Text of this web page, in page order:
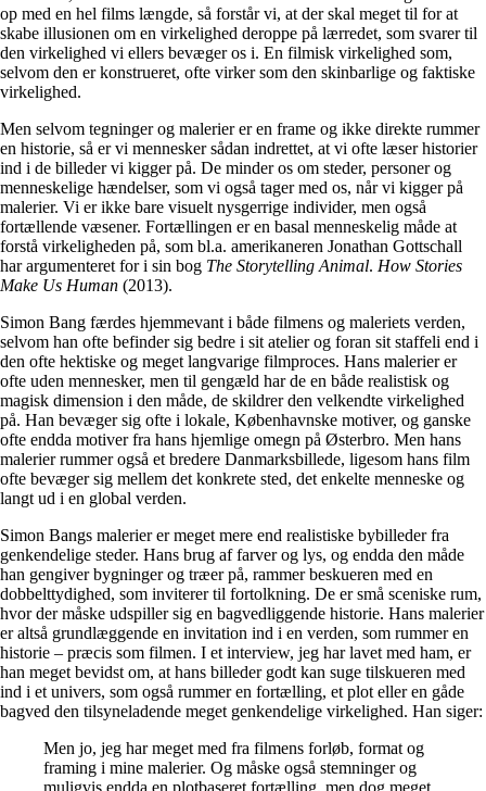
op med en hel films længde, så forstår vi, at der skal meget til for at
skabe illusionen om en virkelighed deroppe på lærredet, som svarer til
den virkelighed vi ellers bevæger os i. En filmisk virkelighed som,
selvom den er konstrueret, ofte virker som den skinbarlige og faktiske
virkelighed.
Men selvom tegninger og malerier er en frame og ikke direkte rummer
en historie, så er vi mennesker sådan indrettet, at vi ofte læser historier
ind i de billeder vi kigger på. De minder os om steder, personer og
menneskelige hændelser, som vi også tager med os, når vi kigger på
malerier. Vi er ikke bare visuelt nysgerrige individer, men også
fortællende væsener. Fortællingen er en basal menneskelig måde at
forstå virkeligheden på, som bl.a. amerikaneren Jonathan Gottschall
har argumenteret for i sin bog The Storytelling Animal. How Stories
Make Us Human (2013).
Simon Bang færdes hjemmevant i både filmens og maleriets verden,
selvom han ofte befinder sig bedre i sit atelier og foran sit staffeli end i
den ofte hektiske og meget langvarige filmproces. Hans malerier er
ofte uden mennesker, men til gengæld har de en både realistisk og
magisk dimension i den måde, de skildrer den velkendte virkelighed
på. Han bevæger sig ofte i lokale, Københavnske motiver, og ganske
ofte endda motiver fra hans hjemlige omegn på Østerbro. Men hans
malerier rummer også et bredere Danmarksbillede, ligesom hans film
ofte bevæger sig mellem det konkrete sted, det enkelte menneske og
langt ud i en global verden.
Simon Bangs malerier er meget mere end realistiske bybilleder fra
genkendelige steder. Hans brug af farver og lys, og endda den måde
han gengiver bygninger og træer på, rammer beskueren med en
dobbelttydighed, som inviterer til fortolkning. De er små sceniske rum,
hvor der måske udspiller sig en bagvedliggende historie. Hans malerier
er altså grundlæggende en invitation ind i en verden, som rummer en
historie – præcis som filmen. I et interview, jeg har lavet med ham, er
han meget bevidst om, at hans billeder godt kan suge tilskueren med
ind i et univers, som også rummer en fortælling, et plot eller en gåde
bagved den tilsyneladende meget genkendelige virkelighed. Han siger:
Men jo, jeg har meget med fra filmens forløb, format og
framing i mine malerier. Og måske også stemninger og
muligvis endda en plotbaseret fortælling, men dog meget